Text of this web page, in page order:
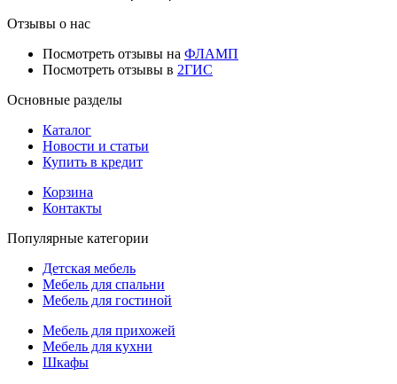
Отзывы о нас
Посмотреть отзывы на ФЛАМП
Посмотреть отзывы в 2ГИС
Основные разделы
Каталог
Новости и статьи
Купить в кредит
Корзина
Контакты
Популярные категории
Детская мебель
Мебель для спальни
Мебель для гостиной
Мебель для прихожей
Мебель для кухни
Шкафы